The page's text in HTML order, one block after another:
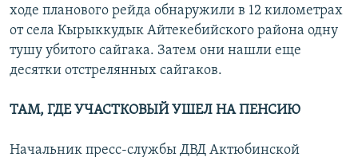
ходе планового рейда обнаружили в 12 километрах
от села Кырыккудык Айтекебийского района одну
тушу убитого сайгака. Затем они нашли еще
десятки отстрелянных сайгаков.
ТАМ, ГДЕ УЧАСТКОВЫЙ УШЕЛ НА ПЕНСИЮ
Начальник пресс-службы ДВД Актюбинской